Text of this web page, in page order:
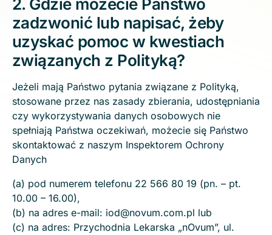
2. Gdzie możecie Państwo
zadzwonić lub napisać, żeby
uzyskać pomoc w kwestiach
związanych z Polityką?
Jeżeli mają Państwo pytania związane z Polityką,
stosowane przez nas zasady zbierania, udostępniania
czy wykorzystywania danych osobowych nie
spełniają Państwa oczekiwań, możecie się Państwo
skontaktować z naszym Inspektorem Ochrony
Danych
(a) pod numerem telefonu 22 566 80 19 (pn. – pt.
10.00 – 16.00),
(b) na adres e-mail: iod@novum.com.pl lub
(c) na adres: Przychodnia Lekarska „nOvum”, ul.